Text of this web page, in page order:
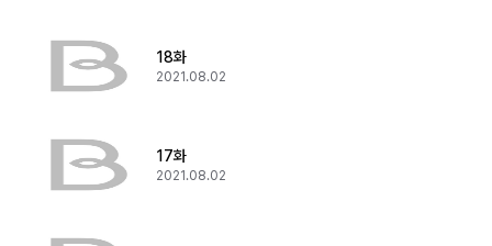
18화
2021.08.02
17화
2021.08.02